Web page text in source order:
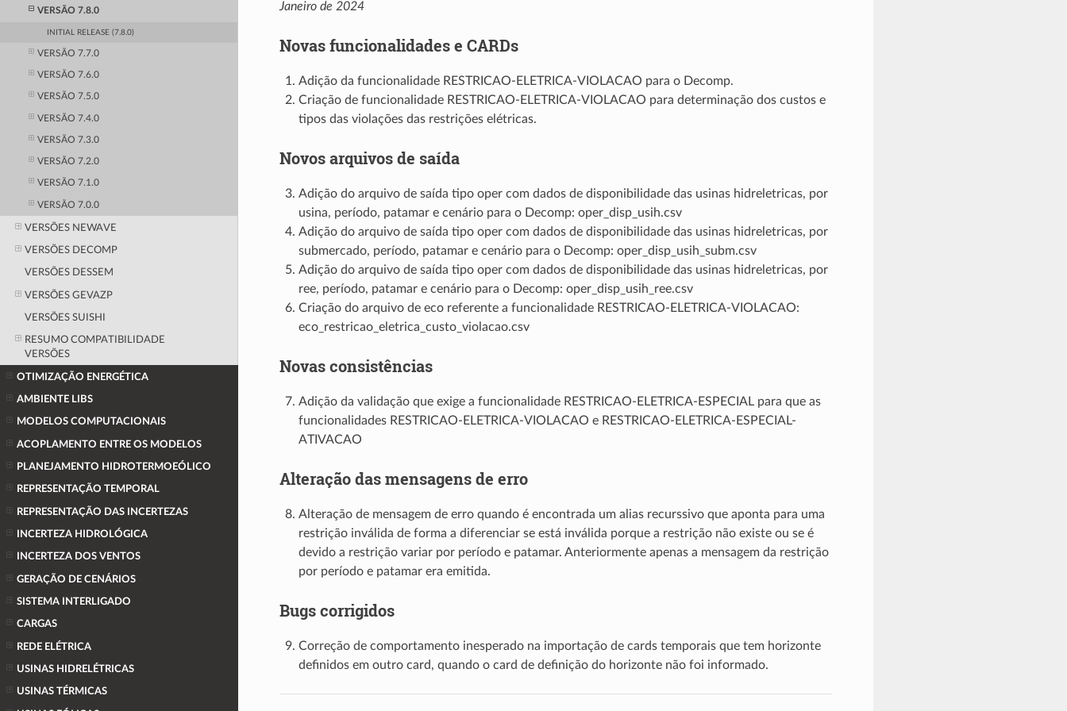
VERSÃO 7.8.0
INITIAL RELEASE (7.8.0)
VERSÃO 7.7.0
VERSÃO 7.6.0
VERSÃO 7.5.0
VERSÃO 7.4.0
VERSÃO 7.3.0
VERSÃO 7.2.0
VERSÃO 7.1.0
VERSÃO 7.0.0
VERSÕES NEWAVE
VERSÕES DECOMP
VERSÕES DESSEM
VERSÕES GEVAZP
VERSÕES SUISHI
RESUMO COMPATIBILIDADE
VERSÕES
OTIMIZAÇÃO ENERGÉTICA
AMBIENTE LIBS
MODELOS COMPUTACIONAIS
ACOPLAMENTO ENTRE OS MODELOS
PLANEJAMENTO HIDROTERMOEÓLICO
REPRESENTAÇÃO TEMPORAL
REPRESENTAÇÃO DAS INCERTEZAS
INCERTEZA HIDROLÓGICA
INCERTEZA DOS VENTOS
GERAÇÃO DE CENÁRIOS
SISTEMA INTERLIGADO
CARGAS
REDE ELÉTRICA
USINAS HIDRELÉTRICAS
USINAS TÉRMICAS
Janeiro de 2024
Novas funcionalidades e CARDs
Adição da funcionalidade RESTRICAO-ELETRICA-VIOLACAO para o Decomp.
Criação de funcionalidade RESTRICAO-ELETRICA-VIOLACAO para determinação dos custos e
tipos das violações das restrições elétricas.
Novos arquivos de saída
Adição do arquivo de saída tipo oper com dados de disponibilidade das usinas hidreletricas, por
usina, período, patamar e cenário para o Decomp: oper_disp_usih.csv
Adição do arquivo de saída tipo oper com dados de disponibilidade das usinas hidreletricas, por
submercado, período, patamar e cenário para o Decomp: oper_disp_usih_subm.csv
Adição do arquivo de saída tipo oper com dados de disponibilidade das usinas hidreletricas, por
ree, período, patamar e cenário para o Decomp: oper_disp_usih_ree.csv
Criação do arquivo de eco referente a funcionalidade RESTRICAO-ELETRICA-VIOLACAO:
eco_restricao_eletrica_custo_violacao.csv
Novas consistências
Adição da validação que exige a funcionalidade RESTRICAO-ELETRICA-ESPECIAL para que as
funcionalidades RESTRICAO-ELETRICA-VIOLACAO e RESTRICAO-ELETRICA-ESPECIAL-
ATIVACAO
Alteração das mensagens de erro
Alteração de mensagem de erro quando é encontrada um alias recurssivo que aponta para uma
restrição inválida de forma a diferenciar se está inválida porque a restrição não existe ou se é
devido a restrição variar por período e patamar. Anteriormente apenas a mensagem da restrição
por período e patamar era emitida.
Bugs corrigidos
Correção de comportamento inesperado na importação de cards temporais que tem horizonte
definidos em outro card, quando o card de definição do horizonte não foi informado.